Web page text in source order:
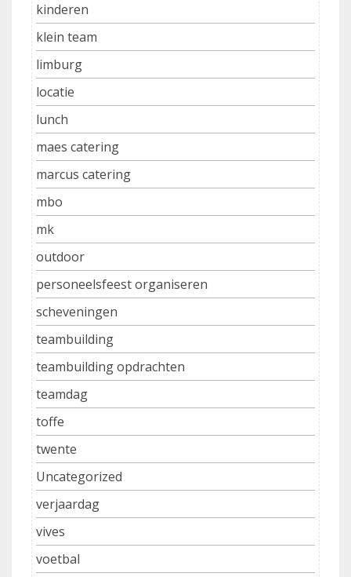
kinderen
klein team
limburg
locatie
lunch
maes catering
marcus catering
mbo
mk
outdoor
personeelsfeest organiseren
scheveningen
teambuilding
teambuilding opdrachten
teamdag
toffe
twente
Uncategorized
verjaardag
vives
voetbal